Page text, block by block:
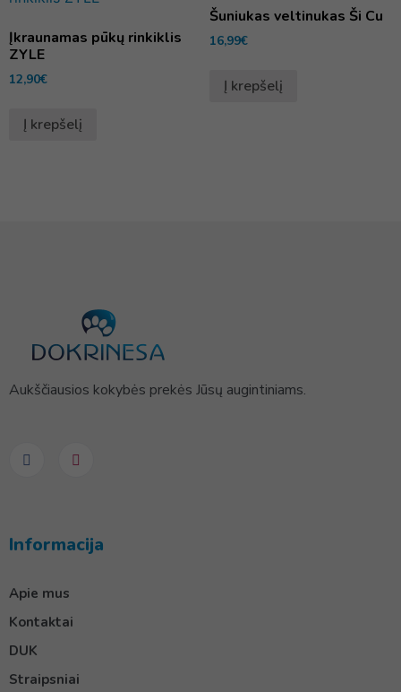
Įkraunamas pūkų rinkiklis
ZYLE
12,90€
Į krepšelį
Šuniukas veltinukas Ši Cu
16,99€
Į krepšelį
Aukščiausios kokybės prekės Jūsų augintiniams.
Informacija
Apie mus
Kontaktai
DUK
Straipsniai